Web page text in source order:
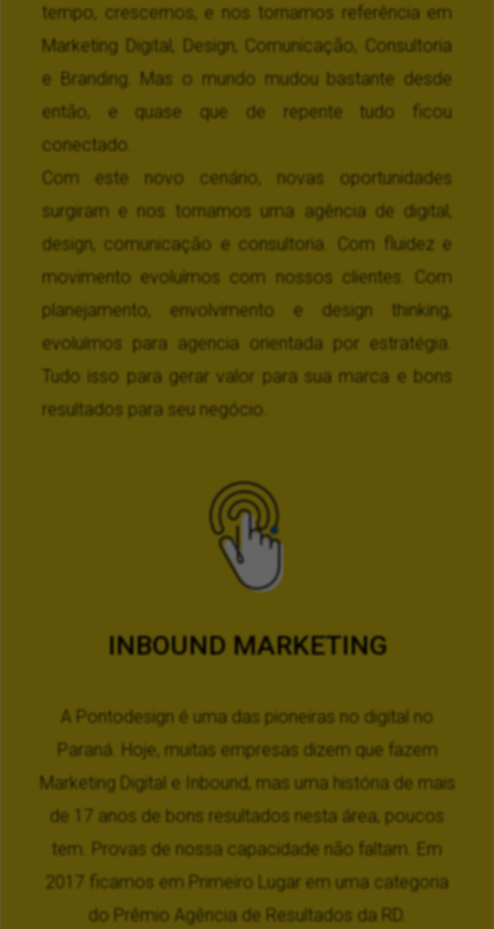
tempo, crescemos, e nos tornamos referência em
Marketing Digital, Design, Comunicação, Consultoria
e Branding. Mas o mundo mudou bastante desde
então, e quase que de repente tudo ficou
conectado.
Com este novo cenário, novas oportunidades
surgiram e nos tornamos uma agência de digital,
design, comunicação e consultoria. Com fluidez e
movimento evoluímos com nossos clientes. Com
planejamento, envolvimento e design thinking,
evoluímos para agencia orientada por estratégia.
Tudo isso para gerar valor para sua marca e bons
resultados para seu negócio.
INBOUND MARKETING
A Pontodesign é uma das pioneiras no digital no
Paraná. Hoje, muitas empresas dizem que fazem
Marketing Digital e Inbound, mas uma história de mais
de 17 anos de bons resultados nesta área, poucos
tem. Provas de nossa capacidade não faltam. Em
2017 ficamos em Primeiro Lugar em uma categoria
do Prêmio Agência de Resultados da RD.